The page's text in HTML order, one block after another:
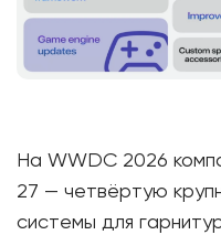
На WWDC 2026
27 — четвёртую
системы для